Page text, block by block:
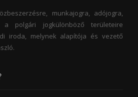
munkajogra, adójogra,
a polgári jogkülönböző területeire
iroda, melynek alapítója és vezető